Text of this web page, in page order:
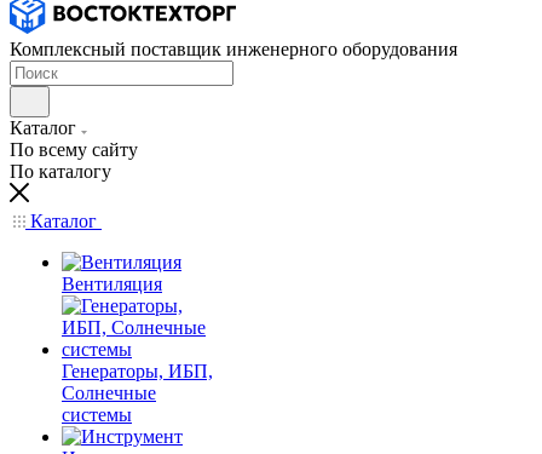
Комплексный поставщик инженерного оборудования
Каталог
По всему сайту
По каталогу
Каталог
Вентиляция
Генераторы, ИБП,
Солнечные
системы